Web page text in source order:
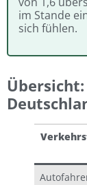
im Stande
sich fühlen.